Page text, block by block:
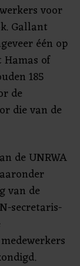
voor
Gallant
één op
of
185
de
die van de
de UNRWA
van de
secretaris-